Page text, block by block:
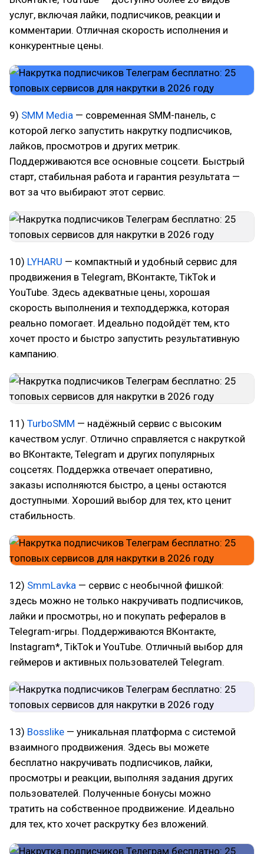
услуг, включая лайки, подписчиков, реакции и
комментарии. Отличная скорость исполнения и
конкурентные цены.
9) SMM Media — современная SMM-панель, с
которой легко запустить накрутку подписчиков,
лайков, просмотров и других метрик.
Поддерживаются все основные соцсети. Быстрый
старт, стабильная работа и гарантия результата —
вот за что выбирают этот сервис.
10) LYHARU — компактный и удобный сервис для
продвижения в Telegram, ВКонтакте, TikTok и
YouTube. Здесь адекватные цены, хорошая
скорость выполнения и техподдержка, которая
реально помогает. Идеально подойдёт тем, кто
хочет просто и быстро запустить результативную
кампанию.
11) TurboSMM — надёжный сервис с высоким
качеством услуг. Отлично справляется с накруткой
во ВКонтакте, Telegram и других популярных
соцсетях. Поддержка отвечает оперативно,
заказы исполняются быстро, а цены остаются
доступными. Хороший выбор для тех, кто ценит
стабильность.
12) SmmLavka — сервис с необычной фишкой:
здесь можно не только накручивать подписчиков,
лайки и просмотры, но и покупать рефералов в
Telegram-игры. Поддерживаются ВКонтакте,
Instagram*, TikTok и YouTube. Отличный выбор для
геймеров и активных пользователей Telegram.
13) Bosslike — уникальная платформа с системой
взаимного продвижения. Здесь вы можете
бесплатно накручивать подписчиков, лайки,
просмотры и реакции, выполняя задания других
пользователей. Полученные бонусы можно
тратить на собственное продвижение. Идеально
для тех, кто хочет раскрутку без вложений.